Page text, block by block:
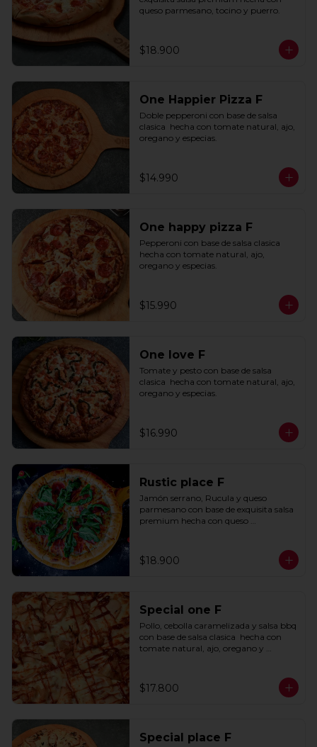
queso parmesano, tocino y puerro.
$18.900
One Happier Pizza F
Doble pepperoni con base de salsa
clasica  hecha con tomate natural, ajo,
oregano y especias.
$14.990
One happy pizza F
Pepperoni con base de salsa clasica
hecha con tomate natural, ajo,
oregano y especias.
$15.990
One love F
Tomate y pesto con base de salsa
clasica  hecha con tomate natural, ajo,
oregano y especias.
$16.990
Rustic place F
Jamón serrano, Rucula y queso
parmesano con base de exquisita salsa
premium hecha con queso
$18.900
Special one F
Pollo, cebolla caramelizada y salsa bbq
con base de salsa clasica  hecha con
tomate natural, ajo, oregano y
$17.800
Special place F